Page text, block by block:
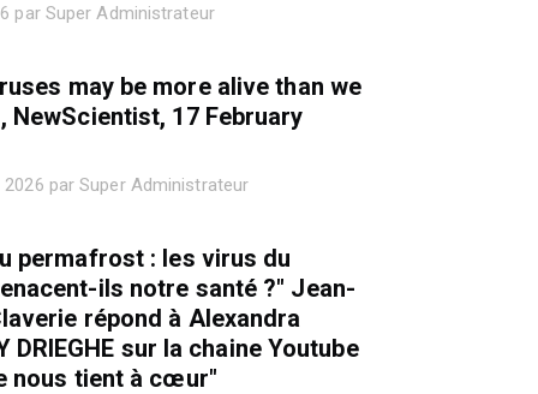
par Super Administrateur
may be more alive than we
NewScientist, 17 February
2026 par Super Administrateur
permafrost : les virus du
ils notre santé ?" Jean-
répond à Alexandra
DRIEGHE sur la chaine Youtube
nous tient à cœur"